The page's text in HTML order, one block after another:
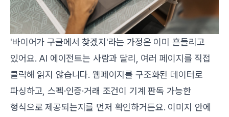
'바이어가 구글에서 찾겠지'라는 가정은 이미 흔들리고
있어요. AI 에이전트는 사람과 달리, 여러 페이지를 직접
클릭해 읽지 않습니다. 웹페이지를 구조화된 데이터로
파싱하고, 스펙·인증·거래 조건이 기계 판독 가능한
형식으로 제공되는지를 먼저 확인하거든요. 이미지 안에